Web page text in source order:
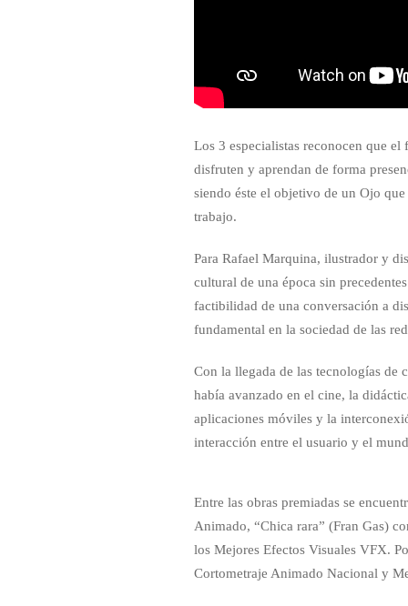
Los 3 especialistas reconocen que
disfruten y aprendan de forma
siendo éste el objetivo de un Ojo
trabajo.
Para Rafael Marquina, ilustrador y
cultural de una época sin
factibilidad de una conversación a
fundamental en la sociedad de las
Con la llegada de las tecnologías de
había avanzado en el cine, la
aplicaciones móviles y la
interacción entre el usuario y el
Entre las obras premiadas se
Animado, “Chica rara” (Fran Gas)
los Mejores Efectos Visuales VFX.
Cortometraje Animado Nacional y